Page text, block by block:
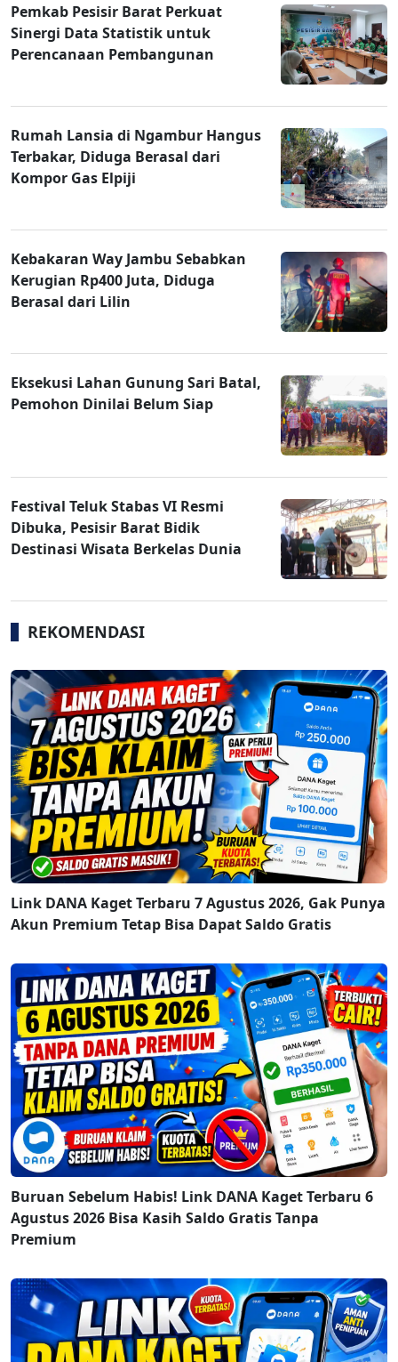
Pemkab Pesisir Barat Perkuat
Sinergi Data Statistik untuk
Perencanaan Pembangunan
Rumah Lansia di Ngambur Hangus
Terbakar, Diduga Berasal dari
Kompor Gas Elpiji
Kebakaran Way Jambu Sebabkan
Kerugian Rp400 Juta, Diduga
Berasal dari Lilin
Eksekusi Lahan Gunung Sari Batal,
Pemohon Dinilai Belum Siap
Festival Teluk Stabas VI Resmi
Dibuka, Pesisir Barat Bidik
Destinasi Wisata Berkelas Dunia
REKOMENDASI
Link DANA Kaget Terbaru 7 Agustus 2026, Gak Punya
Akun Premium Tetap Bisa Dapat Saldo Gratis
Buruan Sebelum Habis! Link DANA Kaget Terbaru 6
Agustus 2026 Bisa Kasih Saldo Gratis Tanpa
Premium